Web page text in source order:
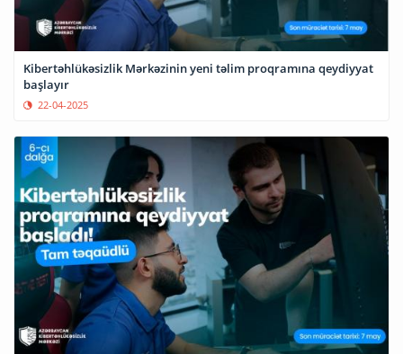
Kibertəhlükəsizlik Mərkəzinin yeni təlim proqramına qeydiyyat
başlayır
22-04-2025